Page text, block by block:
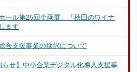
ール第25回企画展 「秋田のワイナ
ます
合支援事業の採択について
らせ】中小企業デジタル化導入支援事